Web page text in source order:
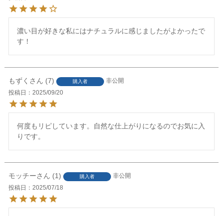
濃い目が好きな私にはナチュラルに感じましたがよかったで
す！
もずく 7 購入者
非公開
投稿日
2025/09/20
何度もリピしています。自然な仕上がりになるのでお気に入
りです。
モッチー 1 購入者
非公開
投稿日
2025/07/18